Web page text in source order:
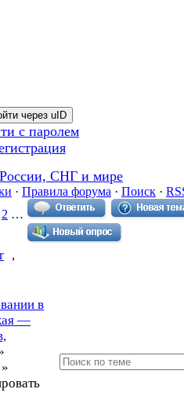
через uID
с паролем
СНГ и мире
· Правила форума · Поиск ·
2 …
,
в
—
»